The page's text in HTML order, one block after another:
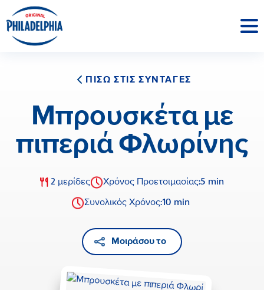
ΠΙΣΩ ΣΤΙΣ ΣΥΝΤΑΓΕΣ
Μπρουσκέτα με
πιπεριά Φλωρίνης
2 μερίδες Χρόνος Προετοιμασίας:5 min
Συνολικός Χρόνος:10 min
Μοιράσου το